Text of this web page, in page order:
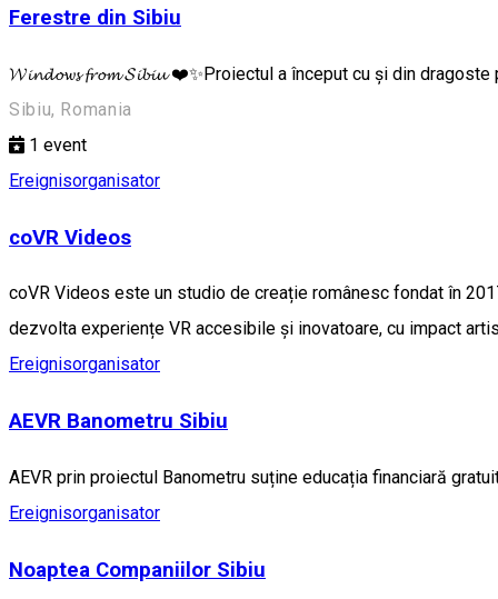
Ferestre din Sibiu
𝓦𝓲𝓷𝓭𝓸𝔀𝓼 𝓯𝓻𝓸𝓶 𝓢𝓲𝓫𝓲𝓾 ❤️✨Proiectul a început cu și din
Sibiu, Romania
1 event
Ereignisorganisator
coVR Videos
coVR Videos este un studio de creație românesc fondat în
dezvolta experiențe VR accesibile și inovatoare, cu impact
Ereignisorganisator
AEVR Banometru Sibiu
AEVR prin proiectul Banometru suține educația financiară
Ereignisorganisator
Noaptea Companiilor Sibiu